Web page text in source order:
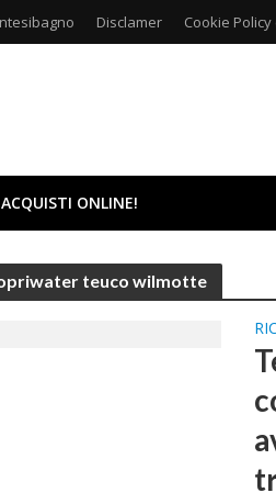
Disclamer Cookie Policy
ONLINE!
teuco wilmotte